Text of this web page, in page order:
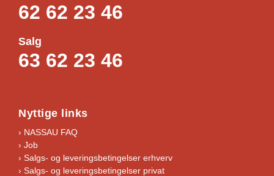
62 62 23 46
Salg
63 62 23 46
Nyttige links
› NASSAU FAQ
› Job
› Salgs- og leveringsbetingelser erhverv
› Salgs- og leveringsbetingelser privat